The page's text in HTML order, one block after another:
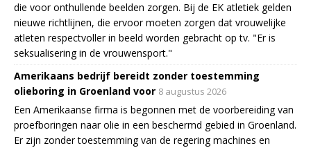
die voor onthullende beelden zorgen. Bij de EK atletiek gelden
nieuwe richtlijnen, die ervoor moeten zorgen dat vrouwelijke
atleten respectvoller in beeld worden gebracht op tv. "Er is
seksualisering in de vrouwensport."
Amerikaans bedrijf bereidt zonder toestemming
olieboring in Groenland voor 8 augustus 2026
Een Amerikaanse firma is begonnen met de voorbereiding van
proefboringen naar olie in een beschermd gebied in Groenland.
Er zijn zonder toestemming van de regering machines en